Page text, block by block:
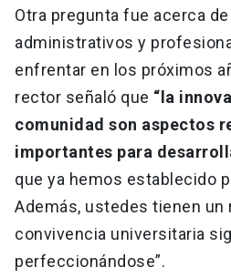
Otra pregunta fue acerca
administrativos y
enfrentar en los próximos
rector señaló que “la
comunidad son aspectos
importantes para
que ya hemos establecido
Además, ustedes tienen un
convivencia universitaria
perfeccionándose”.